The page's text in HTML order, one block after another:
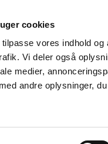
cookies
vores indhold
Vi deler også
medier,
andre oplysninger,
og